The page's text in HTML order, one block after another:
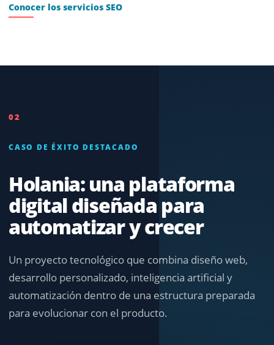
Conocer los servicios SEO
02
CASO DE ÉXITO DESTACADO
Holania: una plataforma
digital diseñada para
automatizar y crecer
Un proyecto tecnológico que combina diseño web,
desarrollo personalizado, inteligencia artificial y
automatización dentro de una estructura preparada
para evolucionar con el producto.
DIGITAL · IA ·
AUTOMATIZACIÓN